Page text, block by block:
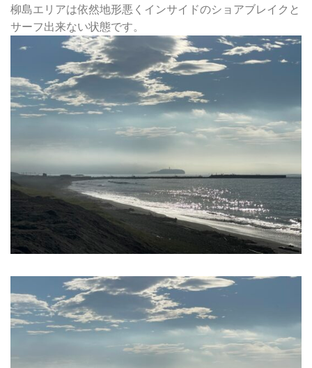
柳島エリアは依然地形悪くインサイドのショアブレイクと
サーフ出来ない状態です。